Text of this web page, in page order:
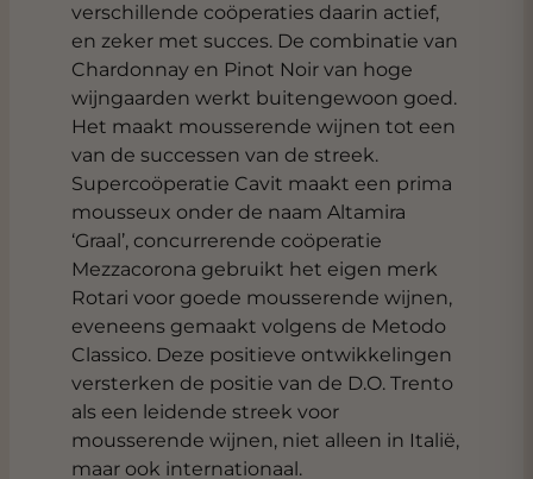
verschillende coöperaties daarin actief,
en zeker met succes. De combinatie van
Chardonnay en Pinot Noir van hoge
wijngaarden werkt buitengewoon goed.
Het maakt mousserende wijnen tot een
van de successen van de streek.
Supercoöperatie Cavit maakt een prima
mousseux onder de naam Altamira
‘Graal’, concurrerende coöperatie
Mezzacorona gebruikt het eigen merk
Rotari voor goede mousserende wijnen,
eveneens gemaakt volgens de Metodo
Classico. Deze positieve ontwikkelingen
versterken de positie van de D.O. Trento
als een leidende streek voor
mousserende wijnen, niet alleen in Italië,
maar ook internationaal.